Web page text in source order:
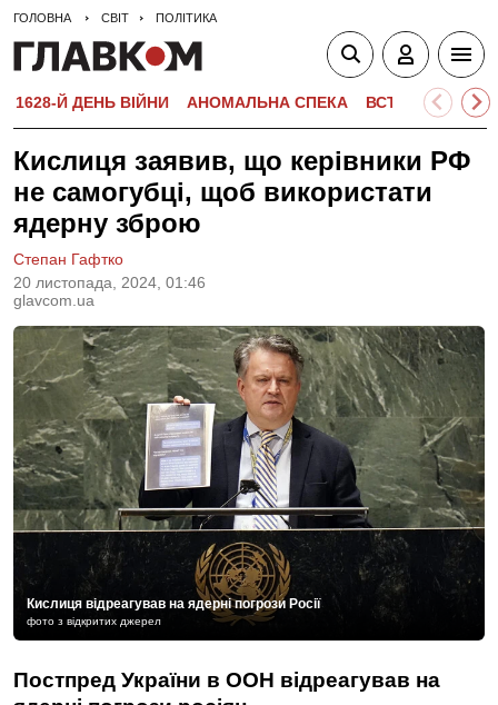
ГОЛОВНА СВІТ ПОЛІТИКА
1628-Й ДЕНЬ ВІЙНИ АНОМАЛЬНА СПЕКА ВСТУПНА
Кислиця заявив, що керівники РФ
не самогубці, щоб використати
ядерну зброю
20 листопада, 2024, 01:46
glavcom.ua
Степан Гафтко
Кислиця відреагував на ядерні погрози Росії
фото з відкритих джерел
Постпред України в ООН відреагував на